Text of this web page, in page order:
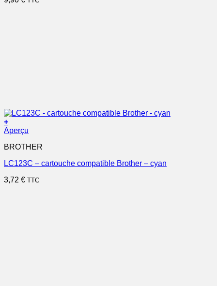
+
Aperçu
BROTHER
LC123C – cartouche compatible Brother – cyan
3,72 € TTC